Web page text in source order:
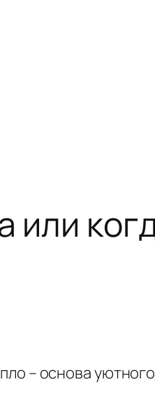
– основа